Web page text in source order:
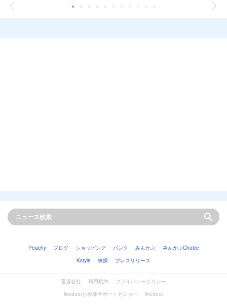
Peachy ブログ ショッピング バンク みんかぶ
みんかぶChoice
Kstyle
株探 プレスリリース
運営会社 利用規約
プライバシーポリシー
livedoorお客様サポートセンター
livedoor